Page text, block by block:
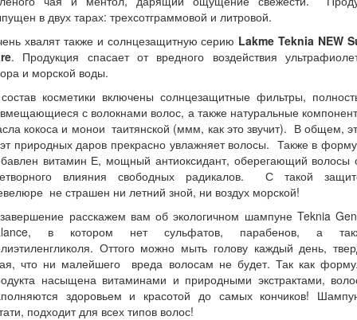
в двух тарах: трехсотграммовой и литровой.
хвалят также и солнцезащитную серию Lakme Teknia NEW
. Продукция спасает от вредного воздействия
и морской воды.
косметики включены солнцезащитные фильтры,
с волокнами волос, а также натуральные
кокоса и монои таитянской (ммм, как это звучит). В общем,
природных даров прекрасно увлажняет волосы. Также в
витамин Е, мощный антиоксидант, оберегающий волосы
влияния свободных радикалов. С такой
не страшен ни летний зной, ни воздух морской!
расскажем вам об экологичном шампуне Teknia
в котором нет сульфатов, парабенов, а
Оттого можно мыть голову каждый день,
что ни малейшего вреда волосам не будет. Так как
насыщена витаминами и природными экстрактами,
здоровьем и красотой до самых кончиков!
подходит для всех типов волос!